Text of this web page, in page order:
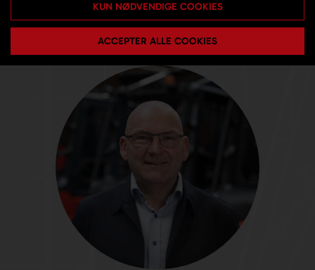
KUN NØDVENDIGE COOKIES
ACCEPTER ALLE COOKIES